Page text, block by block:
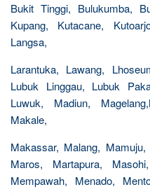
Bukit Tinggi, Bulukumba,
Kupang, Kutacane,
Langsa,
Larantuka, Lawang,
Lubuk Linggau, Lubuk
Luwuk, Madiun,
Makale,
Makassar, Malang,
Maros, Martapura,
Mempawah, Menado,